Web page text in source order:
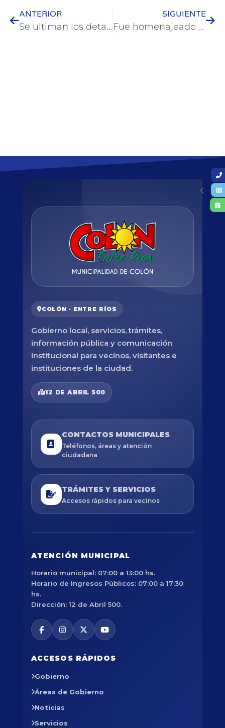
ANTERIOR
Se ultiman los detalles para los trabajos de emergencia en la ex Ruta 26
SIGUIENTE
Fue homenajeado el “General Gaucho” Martín de Güemes en Colón
COLÓN · ENTRE RÍOS
Gobierno local, servicios, trámites,
información pública y comunicación
institucional para vecinos, visitantes e
instituciones de la ciudad.
12 DE ABRIL 500
CONTACTOS MUNICIPALES
Teléfonos, áreas y atención
ciudadana
TRÁMITES Y SERVICIOS
Accesos rápidos para vecinos
ATENCIÓN MUNICIPAL
Horario municipal: 07:00 a 13:00 hs.
Horario de Ingresos Públicos: 07:00 a 17:30
hs.
Dirección: 12 de Abril 500.
ACCESOS RÁPIDOS
Gobierno
Áreas de Gobierno
Noticias
Servicios